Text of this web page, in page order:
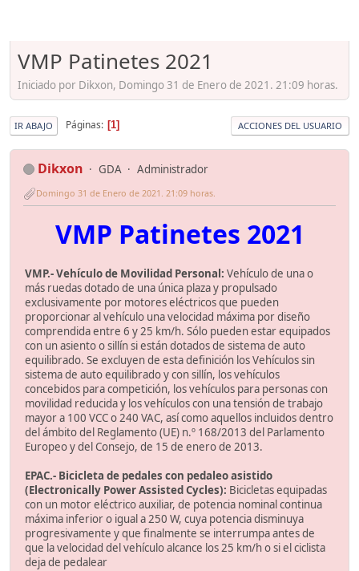
VMP Patinetes 2021
Iniciado por Dikxon, Domingo 31 de Enero de 2021. 21:09 horas.
IR ABAJO Páginas 1 ACCIONES DEL USUARIO
Dikxon GDA Administrador
Domingo 31 de Enero de 2021. 21:09 horas.
VMP Patinetes 2021
VMP.- Vehículo de Movilidad Personal: Vehículo de una o
más ruedas dotado de una única plaza y propulsado
exclusivamente por motores eléctricos que pueden
proporcionar al vehículo una velocidad máxima por diseño
comprendida entre 6 y 25 km/h. Sólo pueden estar equipados
con un asiento o sillín si están dotados de sistema de auto
equilibrado. Se excluyen de esta definición los Vehículos sin
sistema de auto equilibrado y con sillín, los vehículos
concebidos para competición, los vehículos para personas con
movilidad reducida y los vehículos con una tensión de trabajo
mayor a 100 VCC o 240 VAC, así como aquellos incluidos dentro
del ámbito del Reglamento (UE) n.º 168/2013 del Parlamento
Europeo y del Consejo, de 15 de enero de 2013.
EPAC.- Bicicleta de pedales con pedaleo asistido
(Electronically Power Assisted Cycles): Bicicletas equipadas
con un motor eléctrico auxiliar, de potencia nominal continua
máxima inferior o igual a 250 W, cuya potencia disminuya
progresivamente y que finalmente se interrumpa antes de
que la velocidad del vehículo alcance los 25 km/h o si el ciclista
deja de pedalear